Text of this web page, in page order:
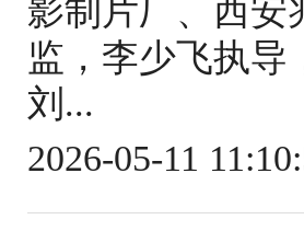
影制片厂、西安
监，李少飞执导
刘...
2026-05-11